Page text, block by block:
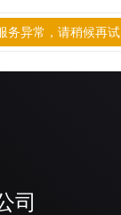
司
务异常，请稍候再试